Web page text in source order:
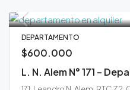
DEPARTAMENTO
$600.000
L. N. Alem N° 171 –